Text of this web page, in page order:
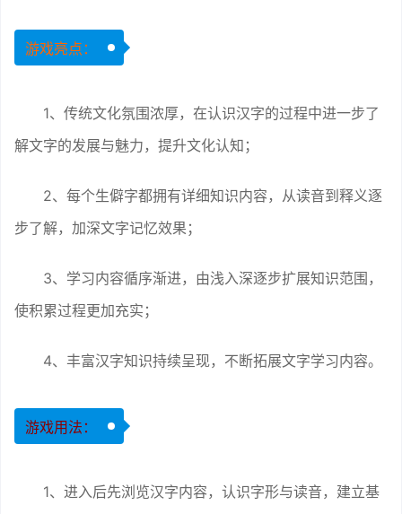
游戏亮点：
1、传统文化氛围浓厚，在认识汉字的过程中进一步了
解文字的发展与魅力，提升文化认知；
2、每个生僻字都拥有详细知识内容，从读音到释义逐
步了解，加深文字记忆效果；
3、学习内容循序渐进，由浅入深逐步扩展知识范围，
使积累过程更加充实；
4、丰富汉字知识持续呈现，不断拓展文字学习内容。
游戏用法：
1、进入后先浏览汉字内容，认识字形与读音，建立基